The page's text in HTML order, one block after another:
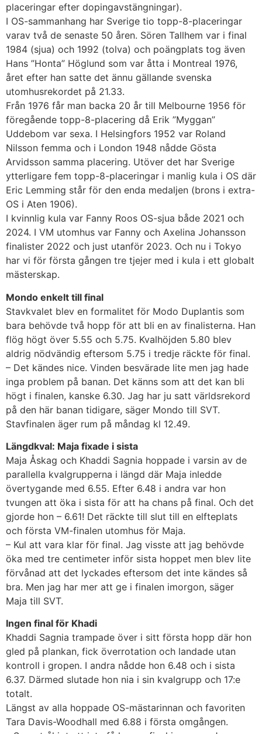
placeringar efter dopingavstängningar).
I OS-sammanhang har Sverige tio topp-8-placeringar
varav två de senaste 50 åren. Sören Tallhem var i final
1984 (sjua) och 1992 (tolva) och poängplats tog även
Hans ”Honta” Höglund som var åtta i Montreal 1976,
året efter han satte det ännu gällande svenska
utomhusrekordet på 21.33.
Från 1976 får man backa 20 år till Melbourne 1956 för
föregående topp-8-placering då Erik ”Myggan”
Uddebom var sexa. I Helsingfors 1952 var Roland
Nilsson femma och i London 1948 nådde Gösta
Arvidsson samma placering. Utöver det har Sverige
ytterligare fem topp-8-placeringar i manlig kula i OS där
Eric Lemming står för den enda medaljen (brons i extra-
OS i Aten 1906).
I kvinnlig kula var Fanny Roos OS-sjua både 2021 och
2024. I VM utomhus var Fanny och Axelina Johansson
finalister 2022 och just utanför 2023. Och nu i Tokyo
har vi för första gången tre tjejer med i kula i ett globalt
mästerskap.
Mondo enkelt till final
Stavkvalet blev en formalitet för Modo Duplantis som
bara behövde två hopp för att bli en av finalisterna. Han
flög högt över 5.55 och 5.75. Kvalhöjden 5.80 blev
aldrig nödvändig eftersom 5.75 i tredje räckte för final.
– Det kändes nice. Vinden besvärade lite men jag hade
inga problem på banan. Det känns som att det kan bli
högt i finalen, kanske 6.30. Jag har ju satt världsrekord
på den här banan tidigare, säger Mondo till SVT.
Stavfinalen äger rum på måndag kl 12.49.
Längdkval: Maja fixade i sista
Maja Åskag och Khaddi Sagnia hoppade i varsin av de
parallella kvalgrupperna i längd där Maja inledde
övertygande med 6.55. Efter 6.48 i andra var hon
tvungen att öka i sista för att ha chans på final. Och det
gjorde hon – 6.61! Det räckte till slut till en elfteplats
och första VM-finalen utomhus för Maja.
– Kul att vara klar för final. Jag visste att jag behövde
öka med tre centimeter inför sista hoppet men blev lite
förvånad att det lyckades eftersom det inte kändes så
bra. Men jag har mer att ge i finalen imorgon, säger
Maja till SVT.
Ingen final för Khadi
Khaddi Sagnia trampade över i sitt första hopp där hon
gled på plankan, fick överrotation och landade utan
kontroll i gropen. I andra nådde hon 6.48 och i sista
6.37. Därmed slutade hon nia i sin kvalgrupp och 17:e
totalt.
Längst av alla hoppade OS-mästarinnan och favoriten
Tara Davis-Woodhall med 6.88 i första omgången.